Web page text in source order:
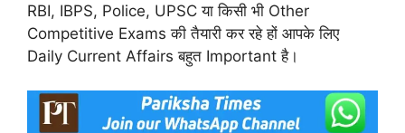
RBI, IBPS, Police, UPSC या किसी भी Other
Competitive Exams की तैयारी कर रहे हों आपके लिए
Daily Current Affairs बहुत Important है।